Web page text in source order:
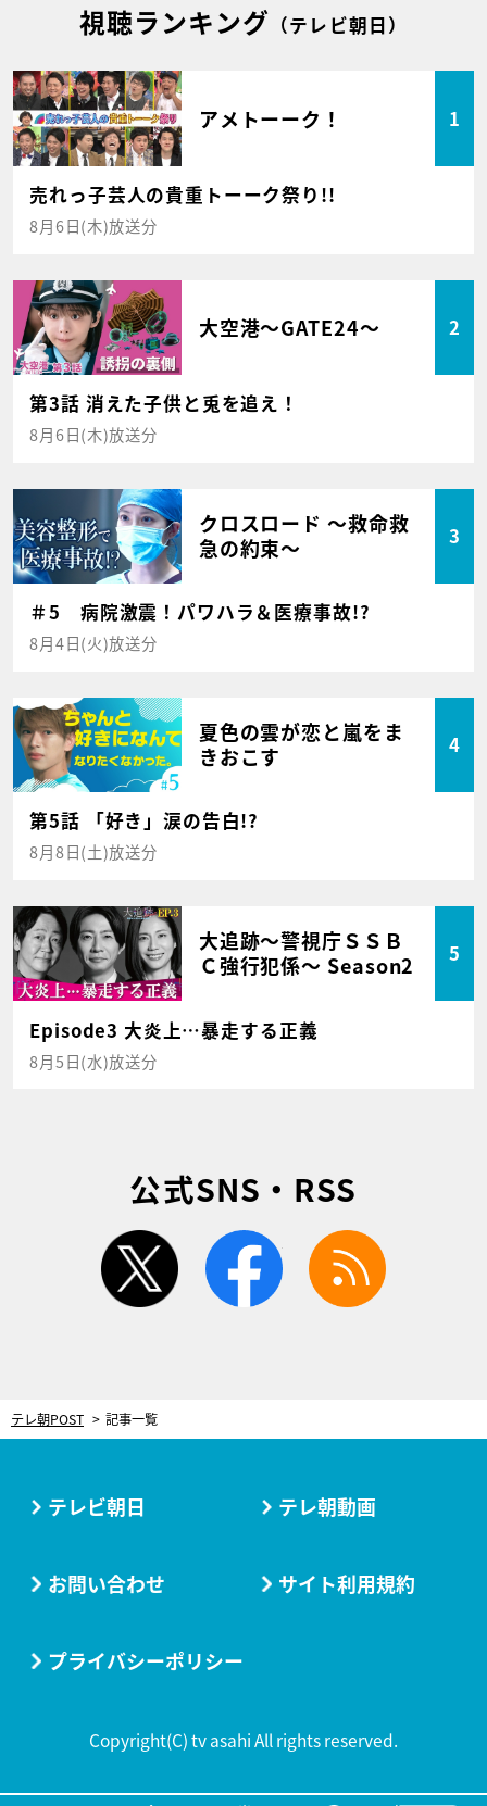
視聴ランキング （テレビ朝日）
アメトーーク！ 1
売れっ子芸人の貴重トーーク祭り!!
8月6日(木)放送分
大空港～GATE24～ 2
第3話 消えた子供と兎を追え！
8月6日(木)放送分
クロスロード ～救命救
急の約束～
3
＃5 病院激震！パワハラ＆医療事故!?
8月4日(火)放送分
夏色の雲が恋と嵐をま
きおこす
4
第5話 「好き」涙の告白!?
8月8日(土)放送分
大追跡～警視庁ＳＳＢ
Ｃ強行犯係～ Season2
5
Episode3 大炎上…暴走する正義
8月5日(水)放送分
公式SNS・RSS
twitter facebook
テレ朝POST 記事一覧
テレビ朝日 テレ朝動画
お問い合わせ サイト利用規約
プライバシーポリシー
Copyright(C) tv asahi All rights reserved.